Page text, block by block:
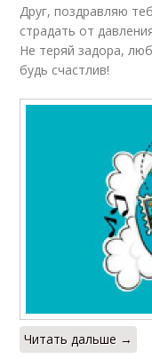
Друг, поздравляю
страдать от
Не теряй задора,
будь счастлив!
Читать дальше →